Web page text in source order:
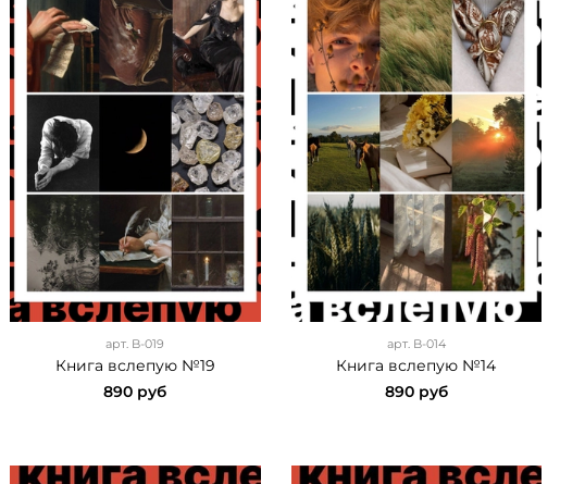
арт. B-019
Книга вслепую №19
890 руб
арт. B-014
Книга вслепую №14
890 руб